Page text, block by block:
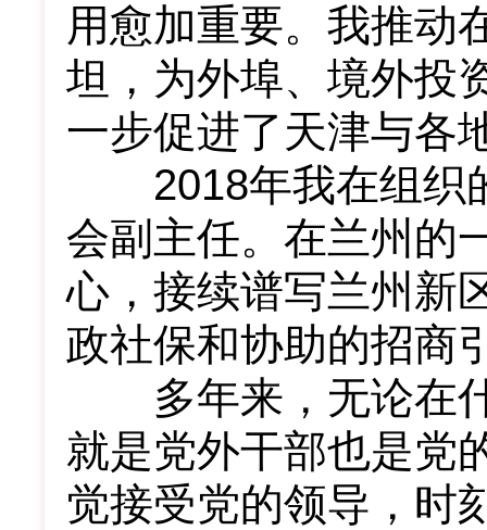
用愈加重要。我推动
坦，为外埠、境外投
一步促进了天津与各
2018年我在组织的
会副主任。在兰州的
心，接续谱写兰州新
政社保和协助的招商
多年来，无论在什
就是党外干部也是党
觉接受党的领导，时